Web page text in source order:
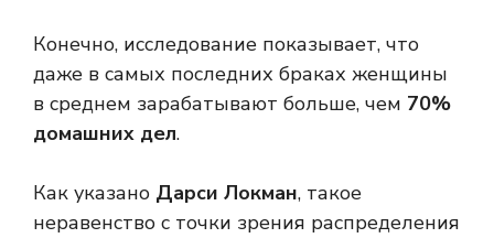
Конечно, исследование показывает, что
даже в самых последних браках женщины
в среднем зарабатывают больше, чем 70%
домашних дел.
Как указано Дарси Локман, такое
неравенство с точки зрения распределения